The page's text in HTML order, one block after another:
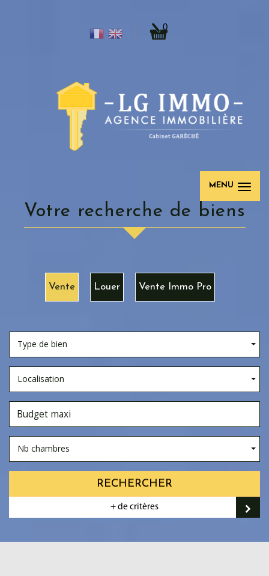
0
MENU
votre recherche de biens
Vente Louer Vente Immo Pro
Type de bien
Localisation
Nb chambres
RECHERCHER
+ de critères